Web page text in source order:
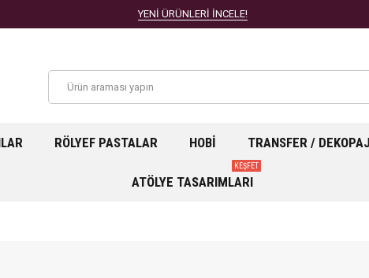
YENİ ÜRÜNLERİ İNCELE!
RÖLYEF PASTALAR HOBI TRANSFER / DEKOPAJ
ATÖLYE TASARIMLARI
KEŞFET